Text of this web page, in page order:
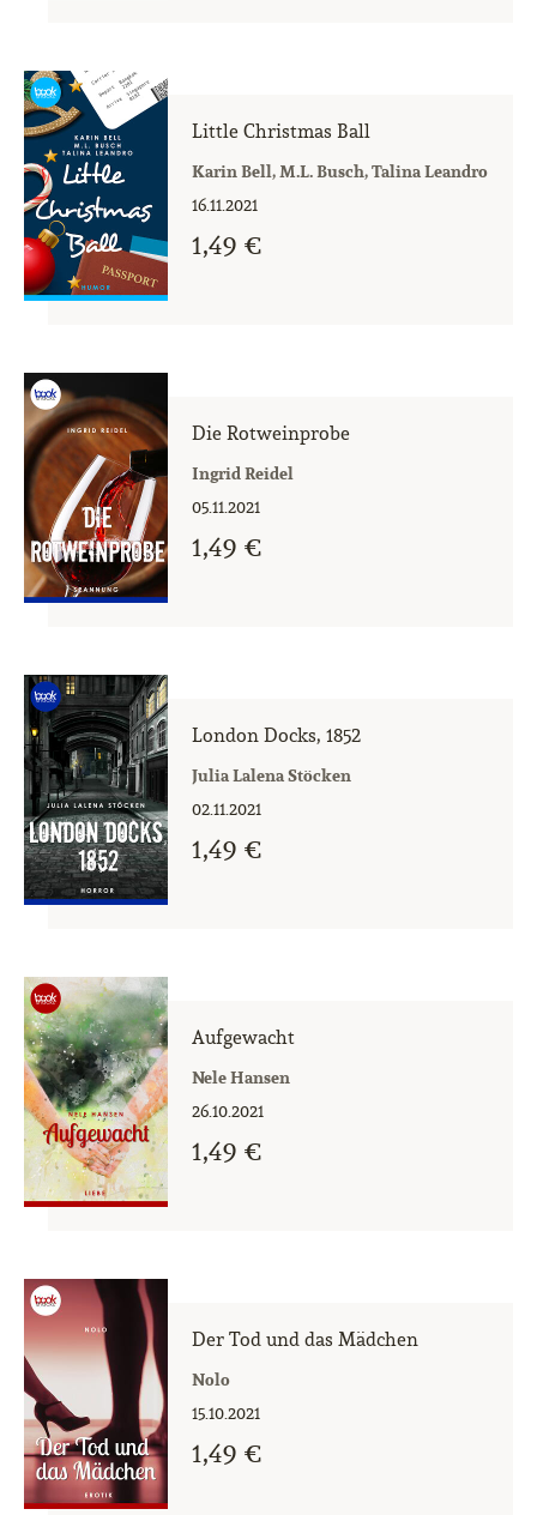
Little Christmas Ball
Karin Bell, M.L. Busch, Talina Leandro
16.11.2021
1,49 €
Die Rotweinprobe
Ingrid Reidel
05.11.2021
1,49 €
London Docks, 1852
Julia Lalena Stöcken
02.11.2021
1,49 €
Aufgewacht
Nele Hansen
26.10.2021
1,49 €
Der Tod und das Mädchen
Nolo
15.10.2021
1,49 €